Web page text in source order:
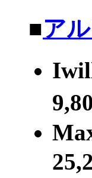
■ア